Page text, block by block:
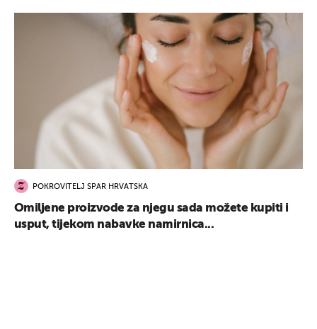
POKROVITELJ SPAR HRVATSKA
Omiljene proizvode za njegu sada možete kupiti i
usput, tijekom nabavke namirnica...